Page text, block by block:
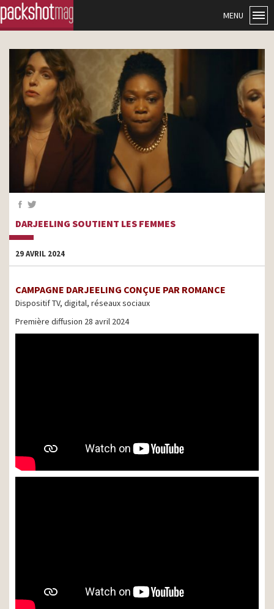
MENU
DARJEELING SOUTIENT LES FEMMES
29 AVRIL 2024
CAMPAGNE DARJEELING CONÇUE PAR ROMANCE
Dispositif TV, digital, réseaux sociaux
Première diffusion 28 avril 2024